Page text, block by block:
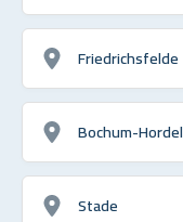
Friedrichsfelde
Bochum-Hordel
Stade